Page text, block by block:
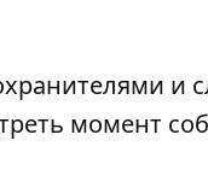
и
момент